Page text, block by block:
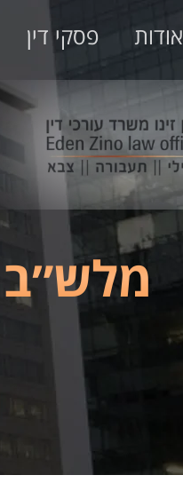
אודות פסקי דין
מלש״ב